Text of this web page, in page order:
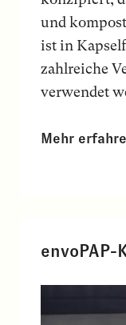
und
ist in
zahlreiche
verwendet
Mehr